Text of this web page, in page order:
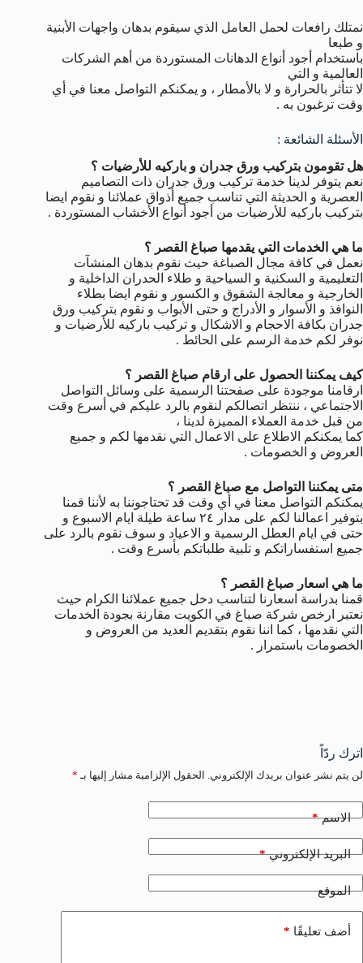
نمتلك رافعات لحمل العامل الذي سيقوم بدهان واجهات الأبنية
و طبعا
باستخدام أجود أنواع الدهانات المستوردة من أهم الشركات
العالمية و التي
لا تتأثر بالحرارة و لا بالأمطار ، و يمكنكم التواصل معنا في أي
وقت ترغبون به .
الأسئلة الشائعة :
هل تقومون بتركيب ورق جدران و باركيه للأرضيات ؟
نعم يتوفر لدينا خدمة تركيب ورق جدران ذات التصاميم
العصرية و الحديثة التي تناسب جميع أذواق عملائنا و نقوم ايضا
بتركيب باركيه للأرضيات من أجود أنواع الأخشاب المستوردة .
ما هي الخدمات التي يقدمها صباغ القصر ؟
نعمل في كافة مجال الصباغة حيث نقوم بدهان المنشآت
التعليمية و السكنية و السياحية و طلاء الحدران الداخلية و
الخارجية و معالجة الشقوق و الكسور و نقوم ايضا بطلاء
النوافذ و الأسوار و الأدراج و حتى الأبواب و نقوم بتركيب ورق
جدران بكافة الاحجام و الاشكال و تركيب باركيه للأرضيات و
نوفر لكم خدمة الرسم على الحائط .
كيف يمكننا الحصول على ارقام صباغ القصر ؟
ارقامنا موجودة على صفحتنا الرسمية على وسائل التواصل
الاجتماعي ، ننتظر اتصالكم لنقوم بالرد عليكم في أسرع وقت
من قبل خدمة العملاء المميزة لدينا ،
كما يمكنكم الاطلاع على الاعمال التي نقدمها لكم و جميع
العروض و الخصومات .
متى يمكننا التواصل مع صباغ القصر ؟
يمكنكم التواصل معنا في أي وقت قد تحتاجوننا به لأننا قمنا
بتوفير اعمالنا لكم على مدار ٢٤ ساعة طيلة ايام الاسبوع و
حتى في ايام العطل الرسمية و الاعياد و سوف نقوم بالرد على
جميع استفساراتكم و تلبية طلباتكم بأسرع وقت .
ما هي اسعار صباغ القصر ؟
قمنا بدراسة اسعارنا لتناسب دخل جميع عملائنا الكرام حيث
نعتبر ارخص شركة صباغ في الكويت مقارنة بجودة الخدمات
التي نقدمها ، كما اننا نقوم بتقديم العديد من العروض و
الخصومات باستمرار .
اترك ردّاً
لن يتم نشر عنوان بريدك الإلكتروني. الحقول الإلزامية مشار إليها بـ *
الاسم*
البريد الإلكتروني*
الموقع
أضف تعليقًا *